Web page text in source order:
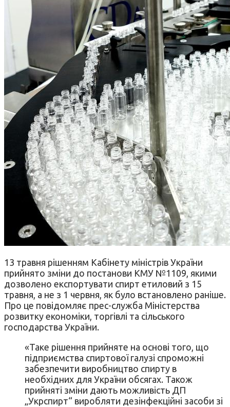
13 травня рішенням Кабінету міністрів України
прийнято зміни до постанови КМУ №1109, якими
дозволено експортувати спирт етиловий з 15
травня, а не з 1 червня, як було встановлено раніше.
Про це повідомляє прес-служба Міністерства
розвитку економіки, торгівлі та сільського
господарства України.
«Таке рішення прийняте на основі того, що
підприємства спиртової галузі спроможні
забезпечити виробництво спирту в
необхідних для України обсягах. Також
прийняті зміни дають можливість ДП
„Укрспирт“ виробляти дезінфекційні засоби зі